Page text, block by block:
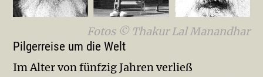
Fotos © Thakur Lal Manandhar
Pilgerreise um die Welt
Im Alter von fünfzig Jahren verließ